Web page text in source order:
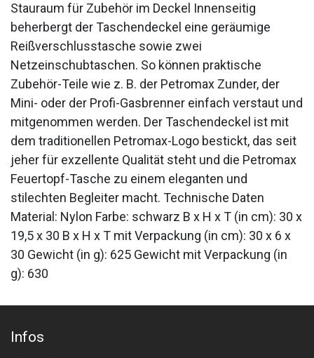
Stauraum für Zubehör im Deckel Innenseitig
beherbergt der Taschendeckel eine geräumige
Reißverschlusstasche sowie zwei
Netzeinschubtaschen. So können praktische
Zubehör-Teile wie z. B. der Petromax Zunder, der
Mini- oder der Profi-Gasbrenner einfach verstaut und
mitgenommen werden. Der Taschendeckel ist mit
dem traditionellen Petromax-Logo bestickt, das seit
jeher für exzellente Qualität steht und die Petromax
Feuertopf-Tasche zu einem eleganten und
stilechten Begleiter macht. Technische Daten
Material: Nylon Farbe: schwarz B x H x T (in cm): 30 x
19,5 x 30 B x H x T mit Verpackung (in cm): 30 x 6 x
30 Gewicht (in g): 625 Gewicht mit Verpackung (in
g): 630
Infos